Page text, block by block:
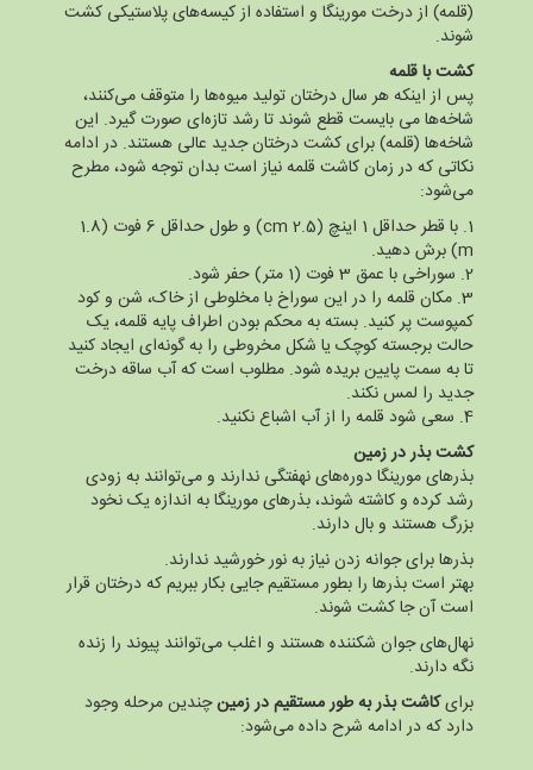
(قلمه) از درخت مورینگا و استفاده از کیسه‌های پلاستیکی کشت
شوند.
کشت با قلمه
پس از اینکه هر سال درختان تولید میوه‌ها را متوقف می‌کنند،
شاخه‌ها می بایست قطع شوند تا رشد تازه‌ای صورت گیرد. این
شاخه‌ها (قلمه) برای کشت درختان جدید عالی هستند. در ادامه
نکاتی که در زمان کاشت قلمه نیاز است بدان توجه شود، مطرح
می‌شود:
1. با قطر حداقل 1 اینچ (2.5 cm) و طول حداقل 6 فوت (1.8
m) برش دهید.
2. سوراخی با عمق 3 فوت (1 متر) حفر شود.
3. مکان قلمه را در این سوراخ با مخلوطی از خاک، شن و کود
کمپوست پر کنید. بسته به محکم بودن اطراف پایه قلمه، یک
حالت برجسته کوچک یا شکل مخروطی را به گونه‌ای ایجاد کنید
تا به سمت پایین بریده شود. مطلوب است که آب ساقه درخت
جدید را لمس نکند.
4. سعی شود قلمه را از آب اشباع نکنید.
کشت بذر در زمین
بذرهای مورینگا دوره‌های نهفتگی ندارند و می‌توانند به زودی
رشد کرده و کاشته شوند، بذرهای مورینگا به اندازه یک نخود
بزرگ هستند و بال دارند.
بذرها برای جوانه زدن نیاز به نور خورشید ندارند.
بهتر است بذرها را بطور مستقیم جایی بکار ببریم که درختان قرار
است آن جا کشت شوند.
نهال‌های جوان شکننده هستند و اغلب می‌توانند پیوند را زنده
نگه دارند.
برایکاشت بذر به طور مستقیم در زمینچندین مرحله وجود
دارد که در ادامه شرح داده می‌شود: